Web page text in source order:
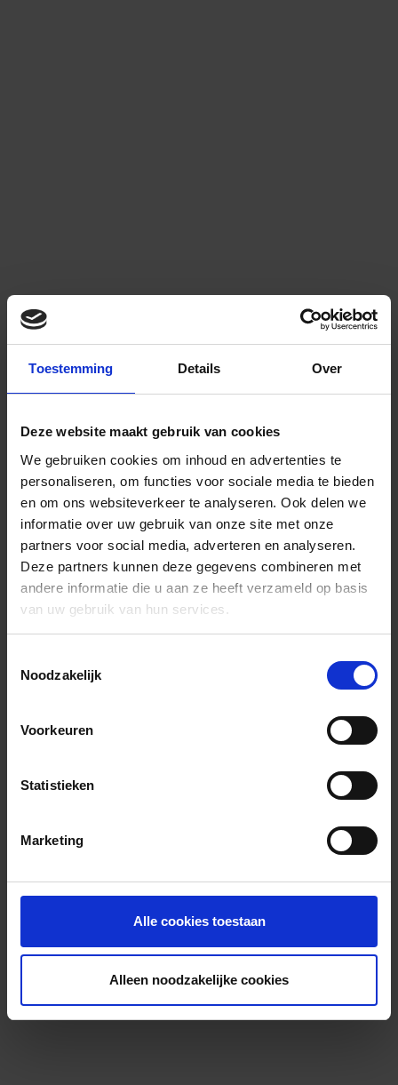
Toestemming Details Over
Deze website maakt gebruik van cookies
We gebruiken cookies om inhoud en advertenties te
personaliseren, om functies voor sociale media te bieden
en om ons websiteverkeer te analyseren. Ook delen we
informatie over uw gebruik van onze site met onze
partners voor social media, adverteren en analyseren.
Deze partners kunnen deze gegevens combineren met
andere informatie die u aan ze heeft verzameld op basis
van uw gebruik van hun services.
Noodzakelijk
Voorkeuren
Statistieken
Marketing
Alle cookies toestaan
Alleen noodzakelijke cookies